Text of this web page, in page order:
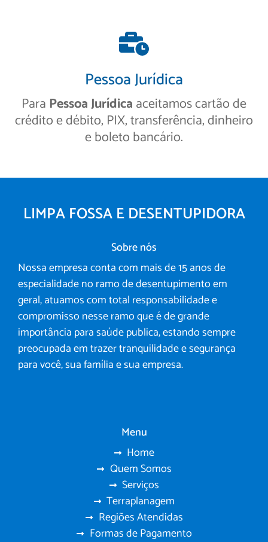
Pessoa Jurídica
Para Pessoa Jurídicaaceitamos cartão de
crédito e débito, PIX, transferência, dinheiro
e boleto bancário.
LIMPA FOSSA E DESENTUPIDORA
Sobre nós
Nossa empresa conta com mais de 15 anos de
especialidade no ramo de desentupimento em
geral, atuamos com total responsabilidade e
compromisso nesse ramo que é de grande
importância para saúde publica, estando sempre
preocupada em trazer tranquilidade e segurança
para você, sua família e sua empresa.
Menu
Home
Quem Somos
Serviços
Terraplanagem
Regiões Atendidas
Formas de Pagamento